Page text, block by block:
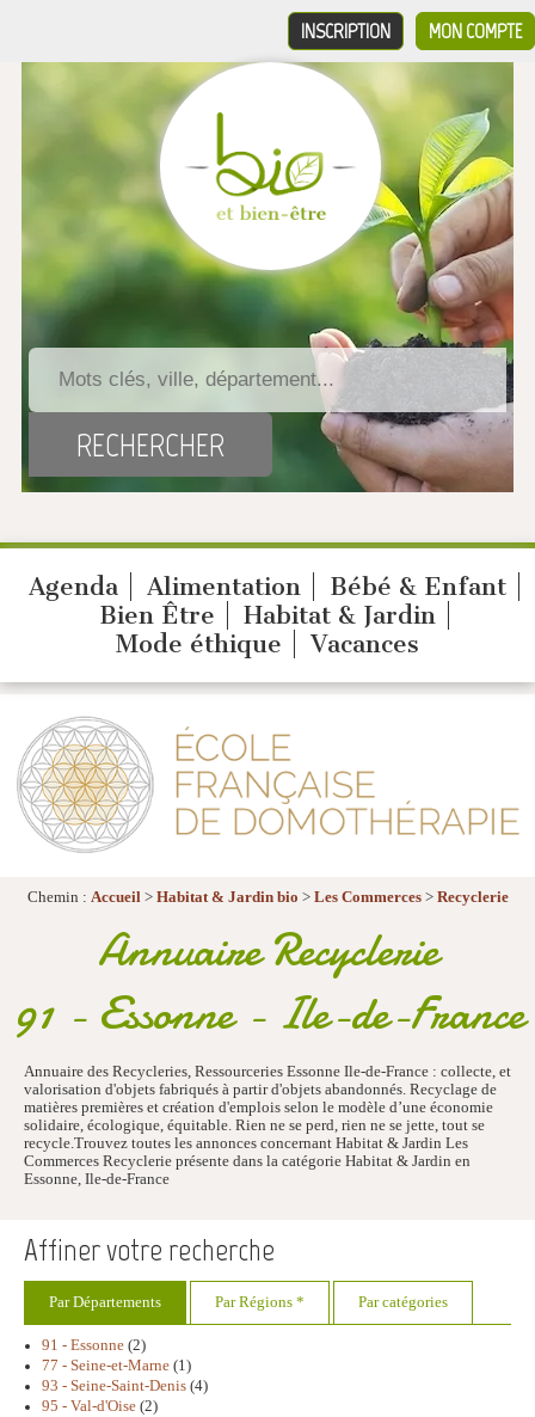
MON COMPTE
INSCRIPTION
Agenda Alimentation
Bébé & Enfant
Bien Être
Habitat & Jardin
Mode éthique
Vacances
Chemin : Accueil> Habitat & Jardin bio > Les Commerces> Recyclerie
Annuaire Recyclerie
91 - Essonne - Ile-de-France
Annuaire des Recycleries, Ressourceries Essonne Ile-de-France : collecte, et
valorisation d'objets fabriqués à partir d'objets abandonnés. Recyclage de
matières premières et création d'emplois selon le modèle d’une économie
solidaire, écologique, équitable. Rien ne se perd, rien ne se jette, tout se
recycle.Trouvez toutes les annonces concernant Habitat & Jardin Les
Commerces Recyclerie présente dans la catégorie Habitat & Jardin en
Essonne, Ile-de-France
Affiner votre recherche
Par Départements Par Régions * Par catégories
91 - Essonne (2)
77 - Seine-et-Marne (1)
93 - Seine-Saint-Denis (4)
95 - Val-d'Oise (2)